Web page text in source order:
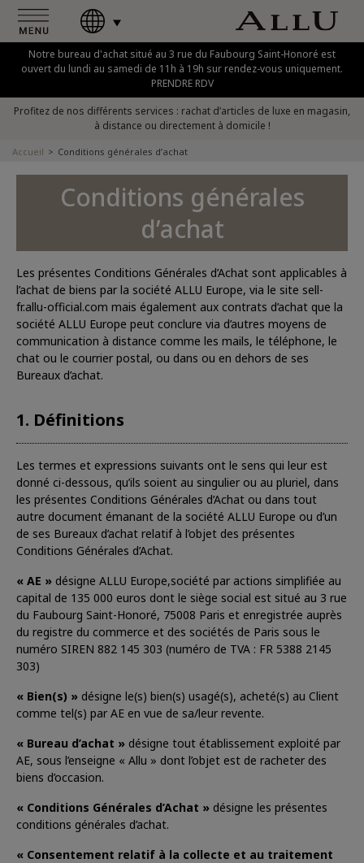
Notre bureau d'achat situé au 3 rue du Faubourg Saint-Honoré est
ouvert du lundi au samedi de 11h à 19h sur rendez-vous uniquement.
PRENDRE RDV
Profitez de nos différents services : rachat d’articles de luxe en magasin,
à distance ou directement à domicile !
Accueil Conditions générales d’achat
Conditions générales
d’achat
Les présentes Conditions Générales d’Achat sont applicables à
l’achat de biens par la société ALLU Europe, via le site sell-
fr.allu-official.com mais également aux contrats d’achat que la
société ALLU Europe peut conclure via d’autres moyens de
communication à distance comme les mails, le téléphone, le
chat ou le courrier postal, ou dans ou en dehors de ses
Bureaux d’achat.
1. Définitions
Les termes et expressions suivants ont le sens qui leur est
donné ci-dessous, qu’ils soient au singulier ou au pluriel, dans
les présentes Conditions Générales d’Achat ou dans tout
autre document émanant de la société ALLU Europe ou d’un
de ses Bureaux d’achat relatif à l’objet des présentes
Conditions Générales d’Achat.
« AE » désigne ALLU Europe,société par actions simplifiée au
capital de 135 000 euros dont le siège social est situé au 3 rue
du Faubourg Saint-Honoré, 75008 Paris et enregistrée auprès
du registre du commerce et des sociétés de Paris sous le
numéro SIREN 882 145 303 (numéro de TVA : FR 5388 2145
303)
« Bien(s) » désigne le(s) bien(s) usagé(s), acheté(s) au Client
comme tel(s) par AE en vue de sa/leur revente.
« Bureau d’achat » désigne tout établissement exploité par
AE, sous l’enseigne « Allu » dont l’objet est de racheter des
biens d’occasion.
« Conditions Générales d’Achat » désigne les présentes
conditions générales d’achat.
« Consentement relatif à la collecte et au traitement